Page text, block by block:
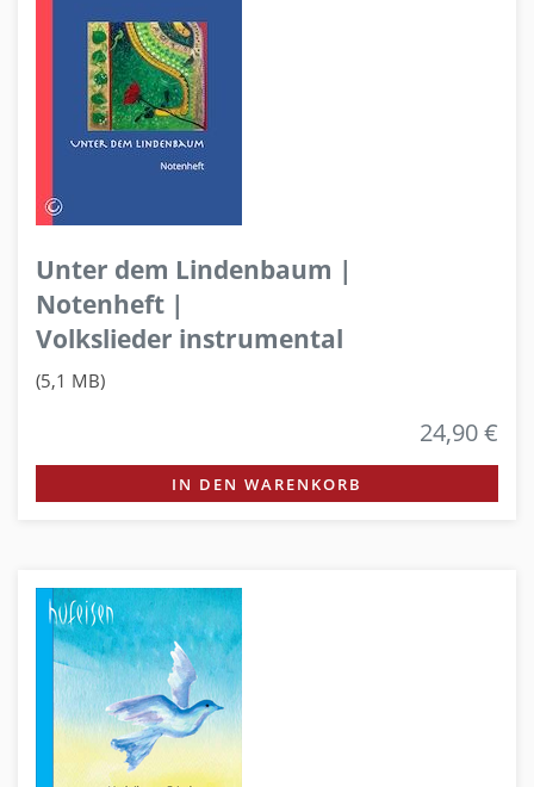
Unter dem Lindenbaum |
Notenheft |
Volkslieder instrumental
(5,1 MB)
24,90 €
IN DEN WARENKORB